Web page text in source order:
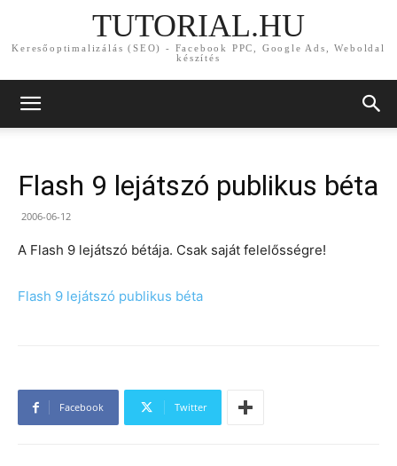
TUTORIAL.HU
Keresőoptimalizálás (SEO) - Facebook PPC, Google Ads, Weboldal
készítés
Flash 9 lejátszó publikus béta
2006-06-12
A Flash 9 lejátszó bétája. Csak saját felelősségre!
Flash 9 lejátszó publikus béta
Facebook Twitter